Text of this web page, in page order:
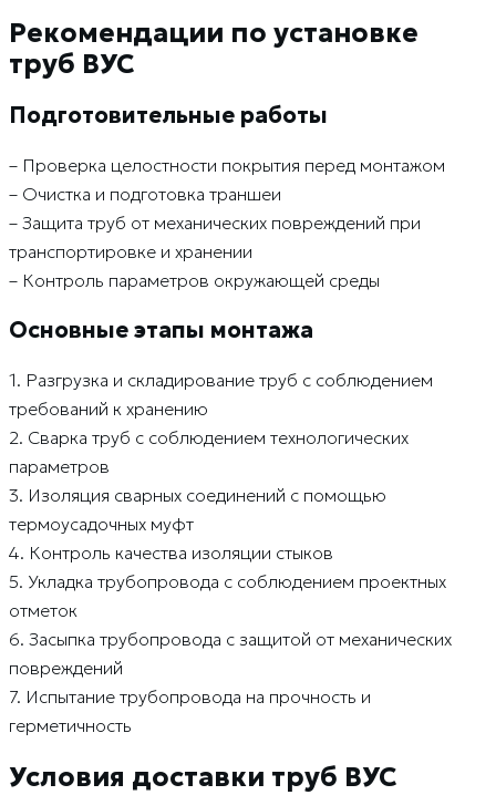
Рекомендации по установке
труб ВУС
Подготовительные работы
– Проверка целостности покрытия перед монтажом
– Очистка и подготовка траншеи
– Защита труб от механических повреждений при
транспортировке и хранении
– Контроль параметров окружающей среды
Основные этапы монтажа
1. Разгрузка и складирование труб с соблюдением
требований к хранению
2. Сварка труб с соблюдением технологических
параметров
3. Изоляция сварных соединений с помощью
термоусадочных муфт
4. Контроль качества изоляции стыков
5. Укладка трубопровода с соблюдением проектных
отметок
6. Засыпка трубопровода с защитой от механических
повреждений
7. Испытание трубопровода на прочность и
герметичность
Условия доставки труб ВУС